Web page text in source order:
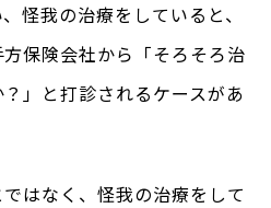
怪我の治療をしていると、
保険会社から「そろそろ治
」と打診されるケースがあ
はなく、怪我の治療をして